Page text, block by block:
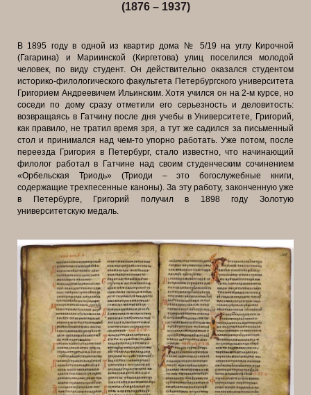
(1876 – 1937)
В 1895 году в одной из квартир дома № 5/19 на углу Кирочной
(Гагарина) и Мариинской (Киргетова) улиц поселился молодой
человек, по виду студент. Он действительно оказался студентом
историко-филологического факультета Петербургского университета
Григорием Андреевичем Ильинским. Хотя учился он на 2-м курсе, но
соседи по дому сразу отметили его серьезность и деловитость:
возвращаясь в Гатчину после дня учебы в Университете, Григорий,
как правило, не тратил время зря, а тут же садился за письменный
стол и принимался над чем-то упорно работать. Уже потом, после
переезда Григория в Петербург, стало известно, что начинающий
филолог работал в Гатчине над своим студенческим сочинением
«Орбельская Триодь» (Триоди – это богослужебные книги,
содержащие трехпесенные каноны). За эту работу, законченную уже
в Петербурге, Григорий получил в 1898 году Золотую
университетскую медаль.